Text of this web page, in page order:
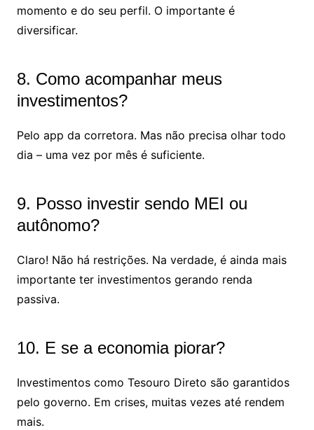
momento e do seu perfil. O importante é
diversificar.
8. Como acompanhar meus
investimentos?
Pelo app da corretora. Mas não precisa olhar todo
dia – uma vez por mês é suficiente.
9. Posso investir sendo MEI ou
autônomo?
Claro! Não há restrições. Na verdade, é ainda mais
importante ter investimentos gerando renda
passiva.
10. E se a economia piorar?
Investimentos como Tesouro Direto são garantidos
pelo governo. Em crises, muitas vezes até rendem
mais.